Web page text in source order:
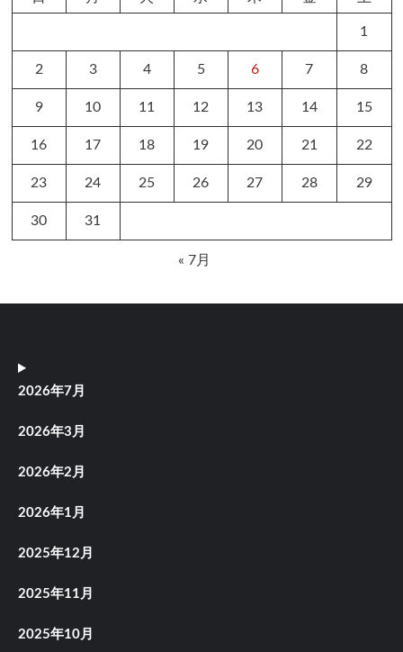
1
2 3 4 5 6 7 8
9 10 11 12 13 14 15
16 17 18 19 20 21 22
23 24 25 26 27 28 29
30 31
« 7月
2026年7月
2026年3月
2026年2月
2026年1月
2025年12月
2025年11月
2025年10月